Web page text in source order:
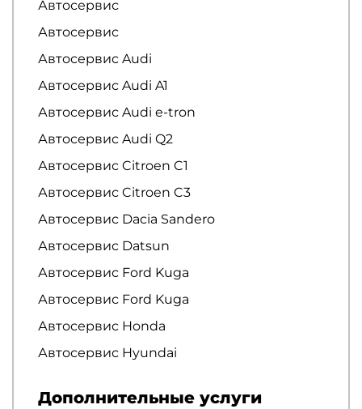
Автосервис
Автосервис
Автосервис Audi
Автосервис Audi A1
Автосервис Audi e-tron
Автосервис Audi Q2
Автосервис Citroen C1
Автосервис Citroen C3
Автосервис Dacia Sandero
Автосервис Datsun
Автосервис Ford Kuga
Автосервис Ford Kuga
Автосервис Honda
Автосервис Hyundai
Дополнительные услуги